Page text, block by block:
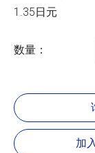
1.35日元
数量：
加